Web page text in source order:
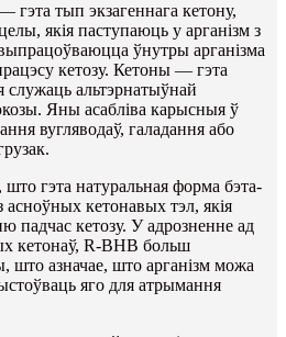
тып экзагеннага кетону,
якія паступаюць у арганізм з
ўнутры арганізма
кетозу. Кетоны — гэта
служаць альтэрнатыўнай
Яны асабліва карысныя ў
вугляводаў, галадання або
гэта натуральная форма бэта-
асноўных кетонавых тэл, якія
падчас кетозу. У адрозненне ад
кетонаў, R-BHB больш
што азначае, што арганізм можа
яго для атрымання